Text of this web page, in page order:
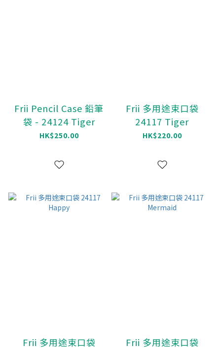
Frii Pencil Case 鉛筆
袋 - 24124 Tiger
HK$250.00
Frii 多用途束口袋
24117 Tiger
HK$220.00
Frii 多用途束口袋
Frii 多用途束口袋